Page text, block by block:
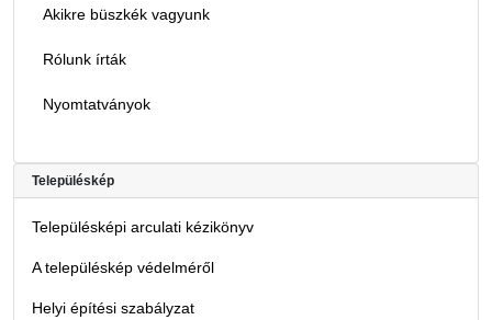
Akikre büszkék vagyunk
Rólunk írták
Nyomtatványok
Településkép
Településképi arculati kézikönyv
A településkép védelméről
Helyi építési szabályzat